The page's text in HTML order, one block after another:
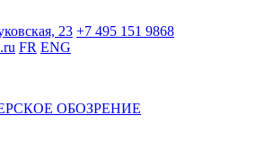
23 +7 495 151 9868
FR ENG
ОБОЗРЕНИЕ